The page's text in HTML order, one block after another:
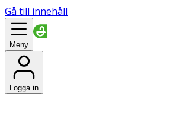
Gå till innehåll
Meny
Logga in